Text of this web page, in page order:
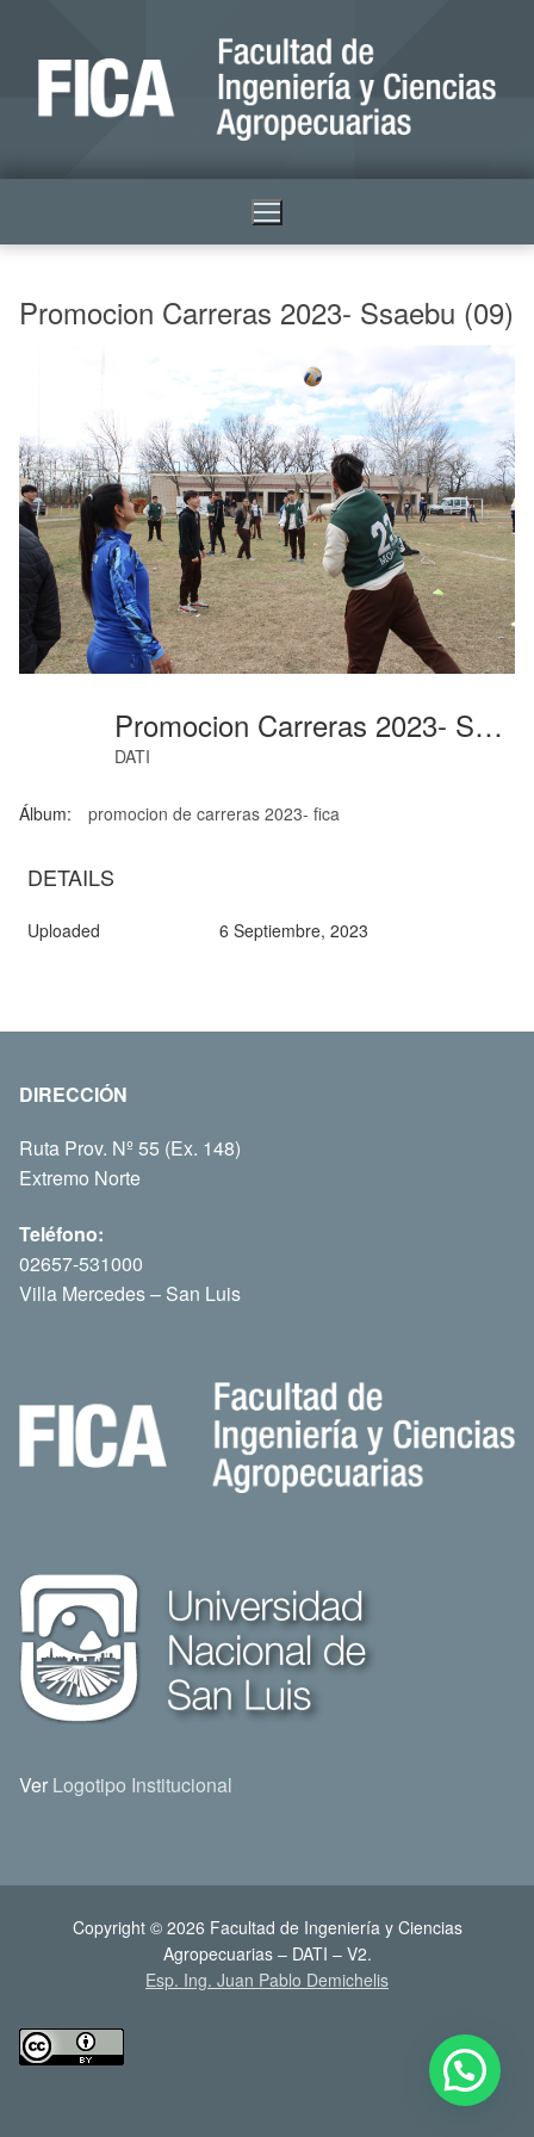
Promocion Carreras 2023- Ssaebu (09)
Promocion Carreras 2023- Ssaebu (09)
DATI
Álbum: promocion de carreras 2023- fica
DETAILS
Uploaded 6 Septiembre, 2023
DIRECCIÓN
Ruta Prov. Nº 55 (Ex. 148)
Extremo Norte
Teléfono:
02657-531000
Villa Mercedes – San Luis
Ver Logotipo Institucional
Copyright © 2026 Facultad de Ingeniería y Ciencias
Agropecuarias – DATI – V2.
Esp. Ing. Juan Pablo Demichelis